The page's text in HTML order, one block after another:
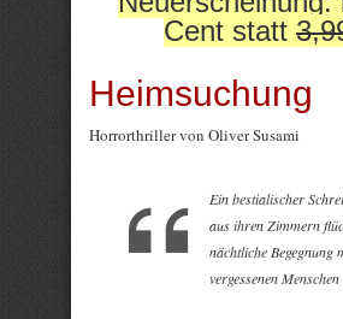
Cent statt
Heimsuchung
Horrorthriller von Oliver Susami
Ein bestialischer
aus ihren Zimmern
nächtliche Begegnung
vergessenen